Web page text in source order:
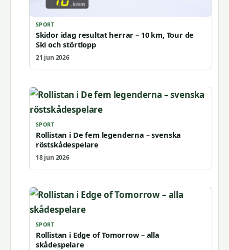
SPORT
Skidor idag resultat herrar – 10 km, Tour de
Ski och störtlopp
21 jun 2026
SPORT
Rollistan i De fem legenderna – svenska
röstskådespelare
18 jun 2026
SPORT
Rollistan i Edge of Tomorrow – alla
skådespelare